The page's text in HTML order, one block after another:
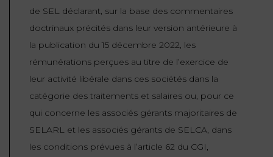
de SEL déclarant, sur la base des commentaires
doctrinaux précités dans leur version antérieure à
la publication du 15 décembre 2022, les
rémunérations perçues au titre de l’exercice de
leur activité libérale dans ces sociétés dans la
catégorie des traitements et salaires ou, pour ce
qui concerne les associés gérants majoritaires de
SELARL et les associés gérants de SELCA, dans
les conditions prévues à l’article 62 du CGI,